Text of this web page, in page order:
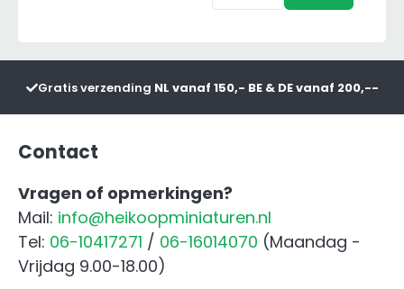
aantal
Gratis verzending NL vanaf 150,- BE & DE vanaf 200,--
Contact
Vragen of opmerkingen?
Mail: info@heikoopminiaturen.nl
Tel: 06-10417271 / 06-16014070 (Maandag -
Vrijdag 9.00-18.00)